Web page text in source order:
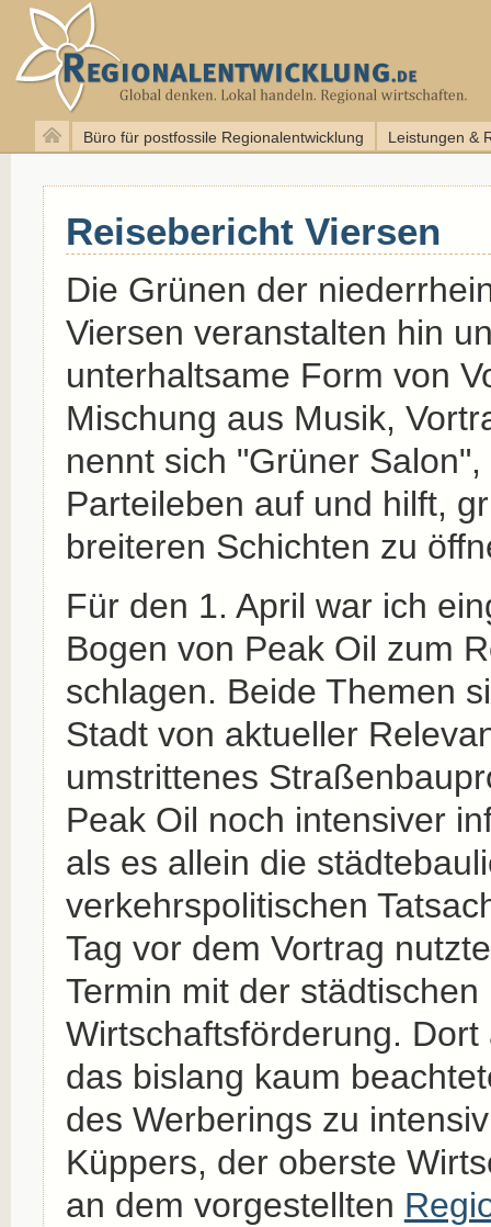
Büro für postfossile Regionalentwicklung Leistungen &
Reisebericht Viersen
Die Grünen der
Viersen veranstalten hin
unterhaltsame Form von
Mischung aus Musik,
nennt sich "Grüner
Parteileben auf und hilft,
breiteren Schichten zu
Für den 1. April war ich
Bogen von Peak Oil zum
schlagen. Beide Themen
Stadt von aktueller
umstrittenes
Peak Oil noch intensiver
als es allein die
verkehrspolitischen
Tag vor dem Vortrag
Termin mit der städtischen
Wirtschaftsförderung.
das bislang kaum
des Werberings zu
Küppers, der oberste
an dem vorgestellten